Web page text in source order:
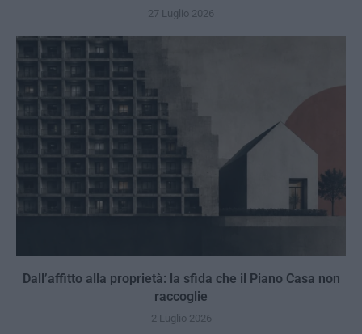
27 Luglio 2026
Dall’affitto alla proprietà: la sfida che il Piano Casa non
raccoglie
2 Luglio 2026